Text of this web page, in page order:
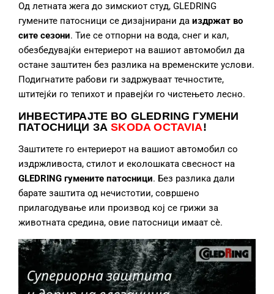
Од летната жега до зимскиот студ, GLEDRING
гумените патосници се дизајнирани да издржат во
сите сезони. Тие се отпорни на вода, снег и кал,
обезбедувајќи ентериерот на вашиот автомобил да
остане заштитен без разлика на временските услови.
Подигнатите рабови ги задржуваат течностите,
штитејќи го тепихот и правејќи го чистењето лесно.
ИНВЕСТИРАЈТЕ ВО GLEDRING ГУМЕНИ
ПАТОСНИЦИ ЗАSKODA OCTAVIA!
Заштитете го ентериерот на вашиот автомобил со
издржливоста, стилот и еколошката свесност на
GLEDRING гумените патосници. Без разлика дали
барате заштита од нечистотии, совршено
прилагодување или производ кој се грижи за
животната средина, овие патосници имаат сè.